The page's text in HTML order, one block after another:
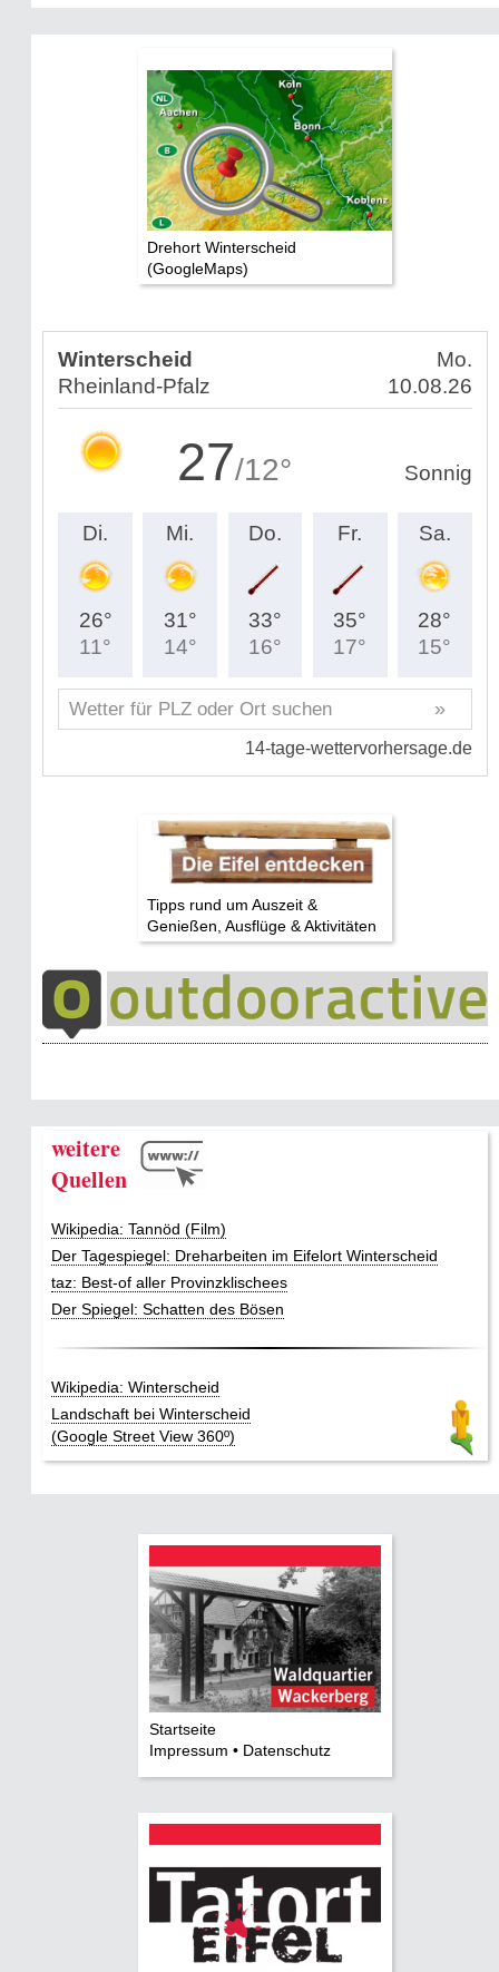
Drehort Winterscheid
(GoogleMaps)
Tipps rund um Auszeit &
Genießen, Ausflüge & Aktivitäten
weitere
Quellen
Wikipedia: Tannöd (Film)
Der Tagespiegel: Dreharbeiten im Eifelort Winterscheid
taz: Best-of aller Provinzklischees
Der Spiegel: Schatten des Bösen
Wikipedia: Winterscheid
Landschaft bei Winterscheid
(Google Street View 360º)
Startseite
Impressum • Datenschutz